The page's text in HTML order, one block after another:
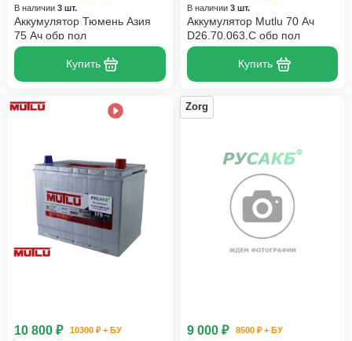
В наличии 3 шт.
Аккумулятор Тюмень Азия
75 Ач обр пол
Купить
В наличии 3 шт.
Аккумулятор Mutlu 70 Ач
D26.70.063.C обр пол
Купить
10 800 ₽
10300 ₽ + БУ
Zorg
9 000 ₽
8500 ₽ + БУ